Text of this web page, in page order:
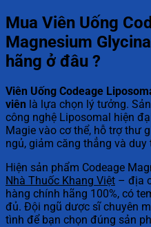
Mua Viên Uống
Magnesium
hãng ở đâu ?
Viên Uống Codeage
viên là lựa chọn lý tưởng.
công nghệ Liposomal hiện
Magie vào cơ thể, hỗ trợ thư
ngủ, giảm căng thẳng và
Hiện sản phẩm Codeage
Nhà Thuốc Khang Việt – địa
hàng chính hãng 100%, có
đủ. Đội ngũ dược sĩ chuyên
tình để bạn chọn đúng sản